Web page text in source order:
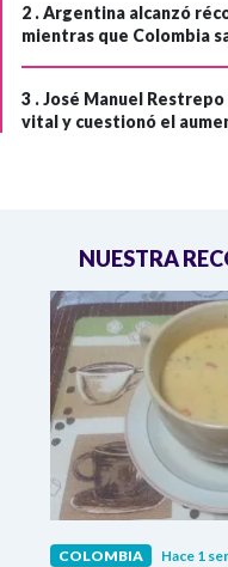
2 .Argentina alcanzó
mientras que Colombia
3 .José Manuel
vital y cuestionó el
NUESTRA
COLOMBIA Hace 1